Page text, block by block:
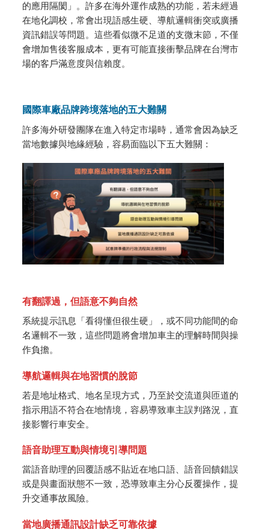
的應用隔閡」。許多在海外運作成熟的功能，若未經過
在地化調校，常會出現語感生硬、導航邏輯衝突或廣播
資訊錯誤等問題。這些看似微不足道的支微末節，不僅
會增加售後客服成本，更有可能直接衝擊品牌在台灣市
場的客戶滿意度與信賴度。
國際車廠品牌跨境落地的五大難關
許多海外研發團隊在進入特定市場時，通常會因為缺乏
當地數據與地緣經驗，容易面臨以下五大難關：
有翻譯過，但語意不夠自然
系統提示訊息「看得懂但很生硬」，或不同功能間的命
名邏輯不一致，這些問題將會增加車主的理解時間與操
作負擔。
導航邏輯與在地習慣的脫節
若是地址格式、地名呈現方式，乃至於交流道與匝道的
指示用語不符合在地情境，容易導致車主誤判路況，直
接影響行車安全。
語音助理互動與情境引導問題
當語音助理的回覆語感不貼近在地口語、語音回饋錯誤
或是與畫面狀態不一致，恐導致車主分心反覆操作，提
升交通事故風險。
當地廣播通訊設計缺乏可靠依據